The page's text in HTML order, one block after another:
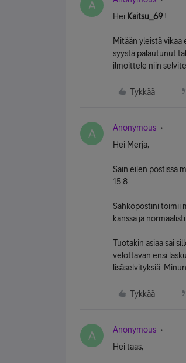
A
Hei Kaitsu_69 !
Mitään yleistä vikaa
syystä palautunut
ilmoittele niin
Tykkää
A Anonymous
Hei Merja,
Sain eilen postissa
15.8.
Sähköpostini toimii
kanssa ja
Tuotakin asiaa sai
velottavan ensi
lisäselvityksiä.
Tykkää
A Anonymous
Hei taas,